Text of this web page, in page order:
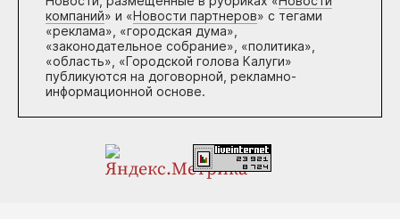
компаний» и «Новости партнеров» с тегами
«реклама», «городская дума»,
«законодательное собрание», «политика»,
«область», «Городской голова Калуги»
публикуются на договорной, рекламно-
информационной основе.